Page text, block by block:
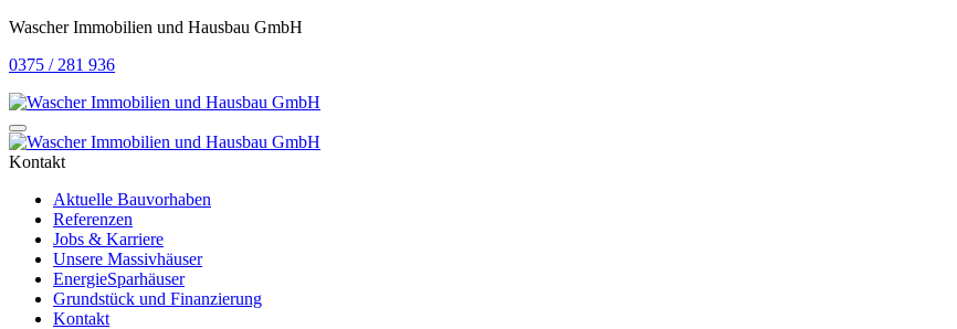
Wascher Immobilien und Hausbau GmbH
0375 / 281 936
Kontakt
Aktuelle Bauvorhaben
Referenzen
Jobs & Karriere
Unsere Massivhäuser
EnergieSparhäuser
Grundstück und Finanzierung
Kontakt